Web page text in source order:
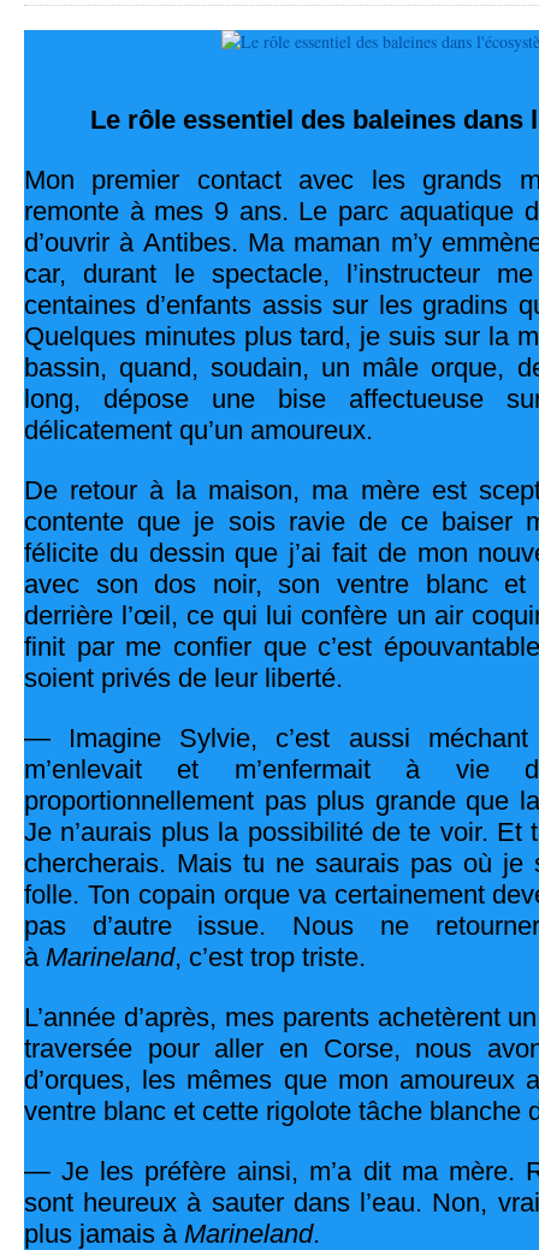
Le rôle essentiel des baleines dans
Mon premier contact avec les grands
remonte à mes 9 ans. Le parc aquatique
d’ouvrir à Antibes. Ma maman m’y
car, durant le spectacle, l’instructeur
centaines d’enfants assis sur les gradins
Quelques minutes plus tard, je suis sur la
bassin, quand, soudain, un mâle orque,
long, dépose une bise affectueuse
délicatement qu’un amoureux.
De retour à la maison, ma mère est
contente que je sois ravie de ce baiser
félicite du dessin que j’ai fait de mon
avec son dos noir, son ventre blanc et
derrière l’œil, ce qui lui confère un air
finit par me confier que c’est
soient privés de leur liberté.
— Imagine Sylvie, c’est aussi méchant
m’enlevait et m’enfermait à vie
proportionnellement pas plus grande que
Je n’aurais plus la possibilité de te voir. Et
chercherais. Mais tu ne saurais pas où je
folle. Ton copain orque va certainement
pas d’autre issue. Nous ne
à Marineland, c’est trop triste.
L’année d’après, mes parents achetèrent
traversée pour aller en Corse, nous
d’orques, les mêmes que mon amoureux
ventre blanc et cette rigolote tâche blanche
— Je les préfère ainsi, m’a dit ma mère.
sont heureux à sauter dans l’eau. Non,
plus jamais à Marineland.